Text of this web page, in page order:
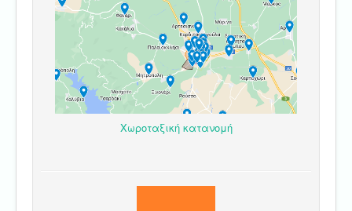
Χωροταξική κατανομή